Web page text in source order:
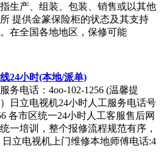
生产、组装、包装、销售或以其他
提供金篆保险柜的状态及其支持
在全国各地地区，保修可能
24小时(本地/派单)
务电话：4oo-102-1256 (温馨提
日立电视机24小时人工服务电话号
各市区统一24小时人工客服售后网
一培训，整个报修流程规范有序，
立电视机上门维修本地师傅电话:4